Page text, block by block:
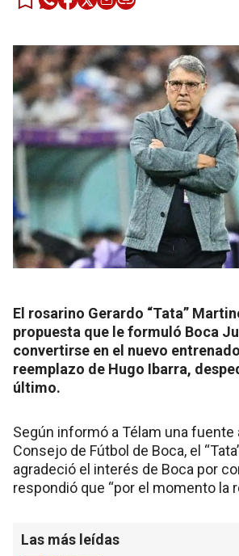
El rosarino Gerardo “Tata”
propuesta que le formuló Boca
convertirse en el nuevo
reemplazo de Hugo Ibarra,
último.
Según informó a Télam una fuente
Consejo de Fútbol de Boca, el
agradeció el interés de Boca por
respondió que “por el momento la
Las más leídas